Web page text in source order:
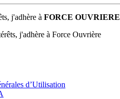
j'adhère à FORCE OUVRIERE
d’Utilisation